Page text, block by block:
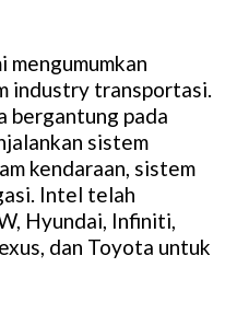
mengumumkan
industry transportasi.
bergantung pada
sistem
kendaraan, sistem
Intel telah
Hyundai, Infiniti,
dan Toyota untuk